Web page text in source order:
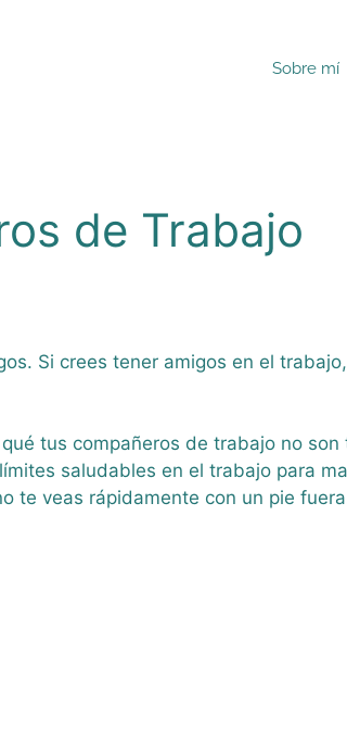
Sobre mí
de Trabajo
Si crees tener amigos en el
tus compañeros de trabajo no son
saludables en el trabajo para
te veas rápidamente con un pie